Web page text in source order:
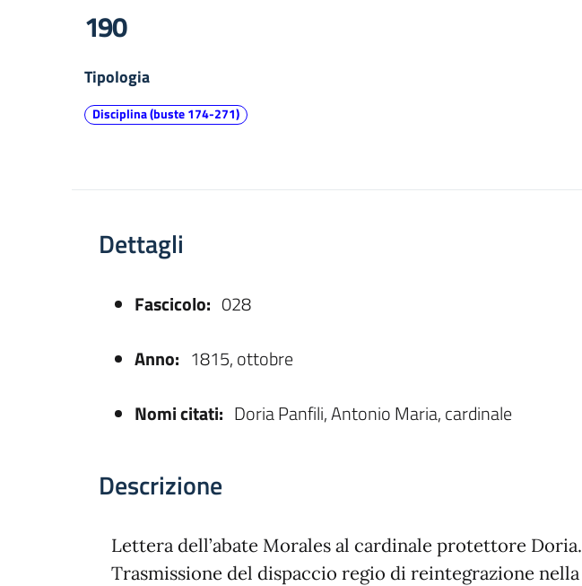
190
Tipologia
Disciplina (buste 174-271)
Dettagli
Fascicolo: 028
Anno: 1815, ottobre
Nomi citati: Doria Panfili, Antonio Maria, cardinale
Descrizione
Lettera dell’abate Morales al cardinale protettore Doria.
Trasmissione del dispaccio regio di reintegrazione nella